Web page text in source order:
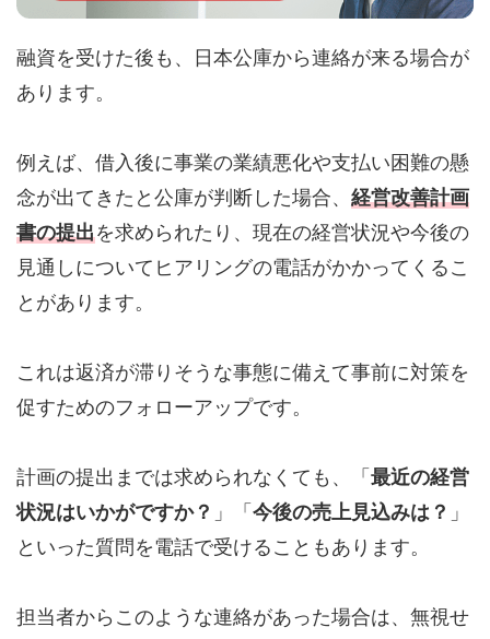
融資を受けた後も、日本公庫から連絡が来る場合が
あります。
例えば、借入後に事業の業績悪化や支払い困難の懸
念が出てきたと公庫が判断した場合、 経営改善計画
書の提出を求められたり、現在の経営状況や今後の
見通しについてヒアリングの電話がかかってくるこ
とがあります。
これは返済が滞りそうな事態に備えて事前に対策を
促すためのフォローアップです。
計画の提出までは求められなくても、「 最近の経営
状況はいかがですか？ 」「 今後の売上見込みは？ 」
といった質問を電話で受けることもあります。
担当者からこのような連絡があった場合は、無視せ